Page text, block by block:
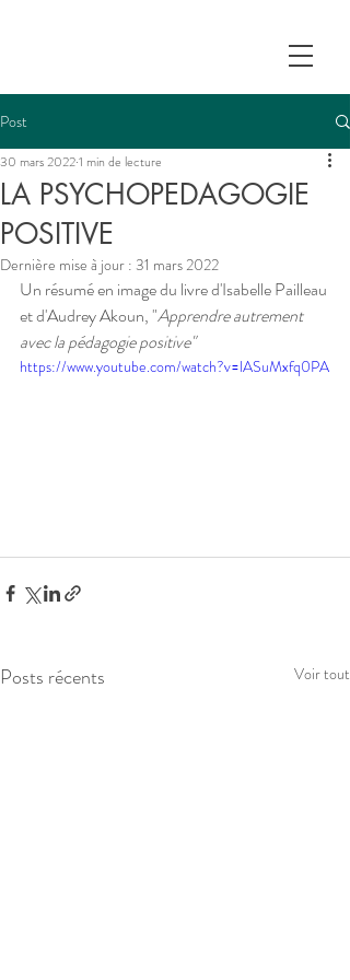
Post
LA PSYCHOPEDAGOGIE
POSITIVE
30 mars 20221 min de lecture
Dernière mise à jour : 31 mars 2022
Un résumé en image du livre d'Isabelle Pailleau
et d'Audrey Akoun, "Apprendre autrement
avec la pédagogie positive"
https://www.youtube.com/watch?v=lASuMxfq0PA
Posts récents Voir tout